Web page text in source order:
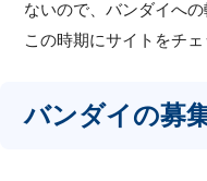
ないので、バンダイへ
この時期にサイトをチ
バンダイの募